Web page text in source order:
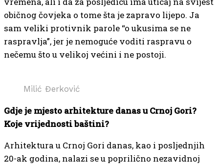
običnog čovjeka o tome šta je zapravo lijepo. Ja
sam veliki protivnik parole “o ukusima se ne
raspravlja”, jer je nemoguće voditi raspravu o
nečemu što u velikoj većini i ne postoji.
Milić Đerković
Gdje je mjesto arhitekture danas u Crnoj Gori?
Koje vrijednosti baštini?
Arhitektura u Crnoj Gori danas, kao i posljednjih
20-ak godina, nalazi se u poprilično nezavidnoj